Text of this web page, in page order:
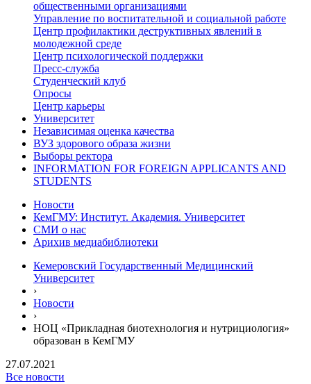
общественными организациями
Управление по воспитательной и социальной работе
Центр профилактики деструктивных явлений в
молодежной среде
Центр психологической поддержки
Пресс-служба
Студенческий клуб
Опросы
Центр карьеры
Университет
Независимая оценка качества
ВУЗ здорового образа жизни
Выборы ректора
INFORMATION FOR FOREIGN APPLICANTS AND
STUDENTS
Новости
КемГМУ: Институт. Академия. Университет
СМИ о нас
Арихив медиабиблиотеки
Кемеровский Государственный Медицинский
Университет
›
Новости
›
НОЦ «Прикладная биотехнология и нутрициология»
образован в КемГМУ
27.07.2021
Все новости